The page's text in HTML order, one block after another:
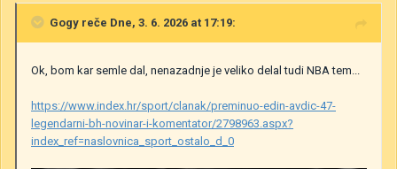
Gogy reče Dne, 3. 6. 2026 at 17:19:
Ok, bom kar semle dal, nenazadnje je veliko delal tudi NBA tem...
https://www.index.hr/sport/clanak/preminuo-edin-avdic-47-
legendarni-bh-novinar-i-komentator/2798963.aspx?
index_ref=naslovnica_sport_ostalo_d_0